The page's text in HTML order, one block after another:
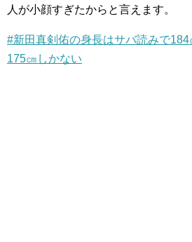
人が小顔すぎたからと言えます。
#新田真剣佑の身長はサバ読みで
175㎝しかない